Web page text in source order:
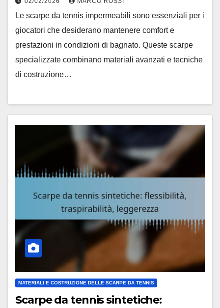
Le scarpe da tennis impermeabili sono essenziali per i
giocatori che desiderano mantenere comfort e
prestazioni in condizioni di bagnato. Queste scarpe
specializzate combinano materiali avanzati e tecniche
di costruzione…
MATERIALI E COSTRUZIONE DELLE SCARPE DA TENNIS
Scarpe da tennis sintetiche: